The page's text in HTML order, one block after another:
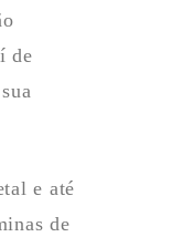
de
e até
de